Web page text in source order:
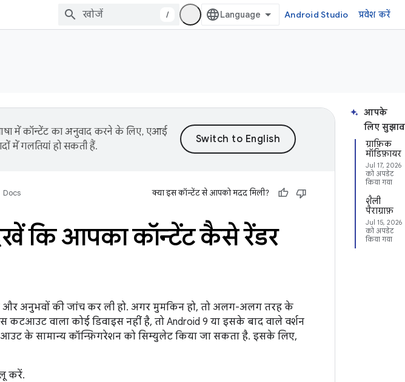
/ Android Studio प्रवेश करें
आपके
लिए सुझाव
ग्राफ़िक
मॉडिफ़ायर
Jul 17, 2026
को अपडेट
किया गया
शैली
पैराग्राफ़
Jul 15, 2026
को अपडेट
किया गया
में कॉन्टेंट का अनुवाद करने के लिए, एआई
में गलतियां हो सकती हैं.
Docs क्या इस कॉन्टेंट से आपको मदद मिली?
कि आपका कॉन्टेंट कैसे रेंडर
अनुभवों की जांच कर ली हो. अगर मुमकिन हो, तो अलग-अलग तरह के
वाला कोई डिवाइस नहीं है, तो Android 9 या इसके बाद वाले वर्शन
के सामान्य कॉन्फ़िगरेशन को सिम्युलेट किया जा सकता है. इसके लिए,
करें.